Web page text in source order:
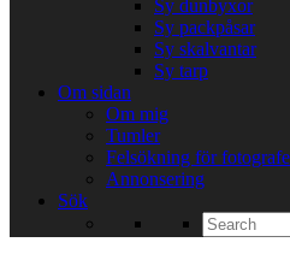
Sy dunbyxor
Sy packpåsar
Sy skalvantar
Sy tarp
Om sidan
Om mig
Tumler
Felsökning för
Annonsering
Sök
Search
for: